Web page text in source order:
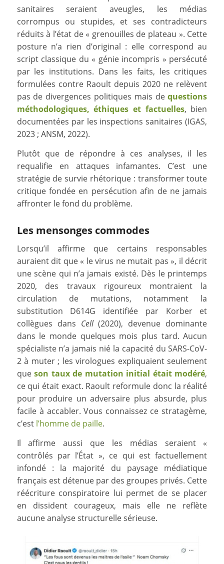
sanitaires seraient aveugles, les médias
corrompus ou stupides, et ses contradicteurs
réduits à l’état de « grenouilles de plateau ». Cette
posture n’a rien d’original : elle correspond au
script classique du « génie incompris » persécuté
par les institutions. Dans les faits, les critiques
formulées contre Raoult depuis 2020 ne relèvent
pas de divergences politiques mais dequestions
méthodologiques, éthiques et factuelles, bien
documentées par les inspections sanitaires (IGAS,
2023 ; ANSM, 2022).
Plutôt que de répondre à ces analyses, il les
requalifie en attaques infamantes. C’est une
stratégie de survie rhétorique : transformer toute
critique fondée en persécution afin de ne jamais
affronter le fond du problème.
Les mensonges commodes
Lorsqu’il affirme que certains responsables
auraient dit que « le virus ne mutait pas », il décrit
une scène qui n’a jamais existé. Dès le printemps
2020, des travaux rigoureux montraient la
circulation de mutations, notamment la
substitution D614G identifiée par Korber et
collègues dans Cell(2020), devenue dominante
dans le monde quelques mois plus tard. Aucun
spécialiste n’a jamais nié la capacité du SARS-CoV-
2 à muter ; les virologues expliquaient seulement
queson taux de mutation initial était modéré,
ce qui était exact. Raoult reformule donc la réalité
pour produire un adversaire plus absurde, plus
facile à accabler. Vous connaissez ce stratagème,
c’est l’homme de paille.
Il affirme aussi que les médias seraient «
contrôlés par l’État », ce qui est factuellement
infondé : la majorité du paysage médiatique
français est détenue par des groupes privés. Cette
réécriture conspiratoire lui permet de se placer
en dissident courageux, mais elle ne reflète
aucune analyse structurelle sérieuse.